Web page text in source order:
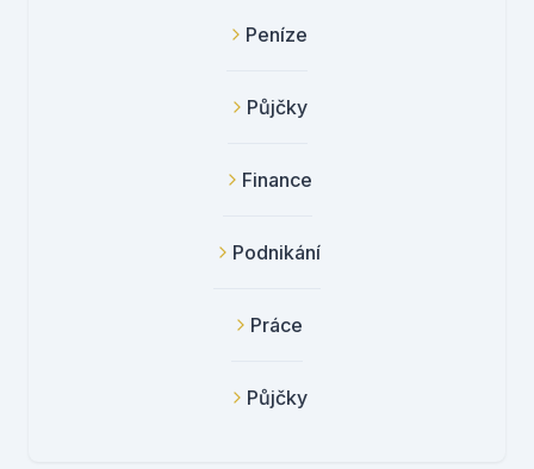
Peníze
Půjčky
Finance
Podnikání
Práce
Půjčky